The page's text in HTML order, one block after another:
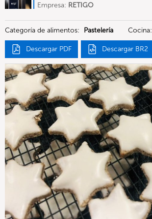
Deutschland
Empresa: RETIGO
Categoría de alimentos:
Pastelería Cocina:
Descargar PDF Descargar BR2